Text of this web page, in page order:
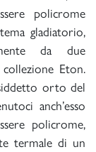
policrome
gladiatorio,
da due
Eton.
orto del
anch’esso
policrome,
termale di un